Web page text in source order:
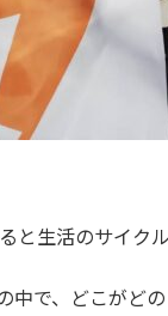
と生活のサイク
中で、どこが